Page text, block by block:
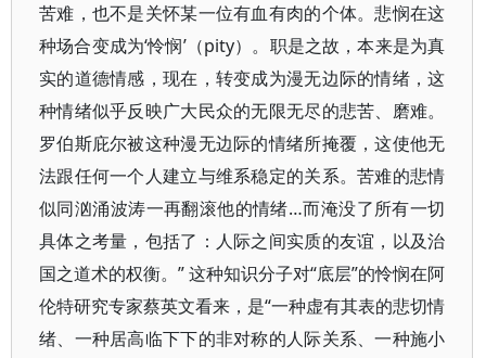
苦难，也不是关怀某一位有血有肉的个体。悲悯在这
种场合变成为‘怜悯’（pity）。职是之故，本来是为真
实的道德情感，现在，转变成为漫无边际的情绪，这
种情绪似乎反映广大民众的无限无尽的悲苦、磨难。
罗伯斯庇尔被这种漫无边际的情绪所掩覆，这使他无
法跟任何一个人建立与维系稳定的关系。苦难的悲情
似同汹涌波涛一再翻滚他的情绪…而淹没了所有一切
具体之考量，包括了：人际之间实质的友谊，以及治
国之道术的权衡。” 这种知识分子对“底层”的怜悯在阿
伦特研究专家蔡英文看来，是“一种虚有其表的悲切情
绪、一种居高临下下的非对称的人际关系、一种施小